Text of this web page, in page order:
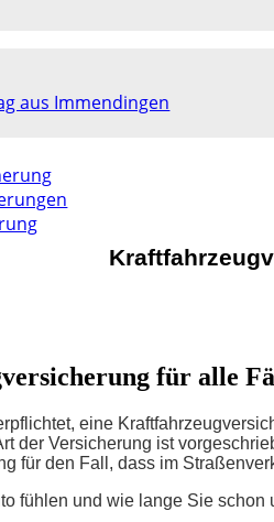
aus Immendingen
für alle
eine
der Versicherung ist
für den Fall, dass im
fühlen und wie lange Sie schon